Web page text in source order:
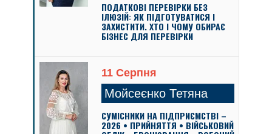
ПОДАТКОВІ ПЕРЕВІРКИ БЕЗ
ІЛЮЗІЙ: ЯК ПІДГОТУВАТИСЯ І
ЗАХИСТИТИ. ХТО І ЧОМУ ОБИРАЄ
БІЗНЕС ДЛЯ ПЕРЕВІРКИ
11 Серпня
Мойсеєнко Тетяна
СУМІСНИКИ НА ПІДПРИЄМСТВІ –
2026 • ПРИЙНЯТТЯ • ВІЙСЬКОВИЙ